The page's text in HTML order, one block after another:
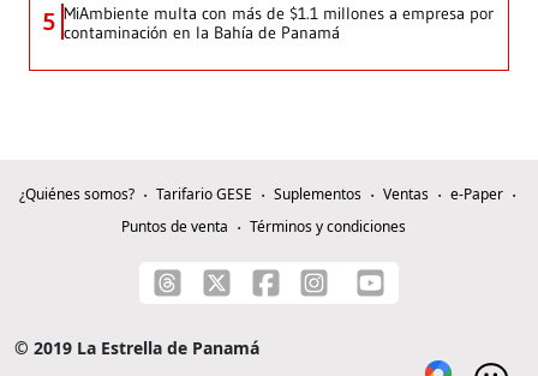
5 MiAmbiente multa con más de $1.1 millones a empresa por
contaminación en la Bahía de Panamá
¿Quiénes somos? Tarifario GESE Suplementos Ventas
e-Paper
Puntos de venta
Términos y condiciones
© 2019 La Estrella de Panamá